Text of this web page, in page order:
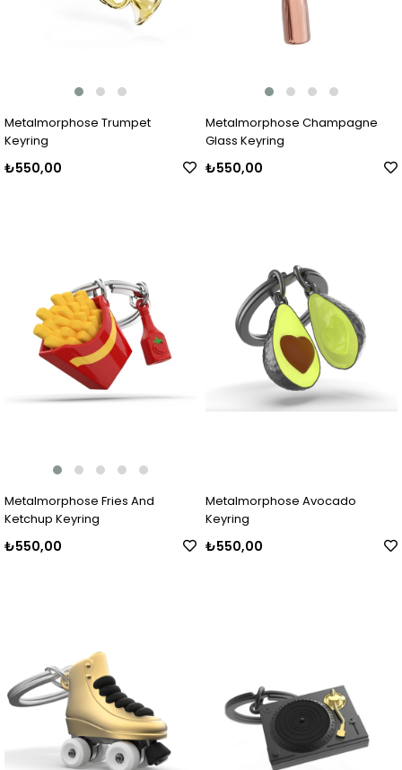
Metalmorphose Trumpet
Keyring
₺550,00
Metalmorphose Champagne
Glass Keyring
₺550,00
Metalmorphose Fries And
Ketchup Keyring
₺550,00
Metalmorphose Avocado
Keyring
₺550,00